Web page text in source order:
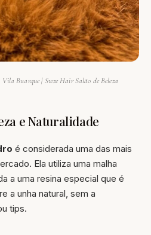
Buarque | Swze Hair Salão de Beleza
e Naturalidade
é considerada uma das mais
Ela utiliza uma malha
a uma resina especial que é
a unha natural, sem a
tips.